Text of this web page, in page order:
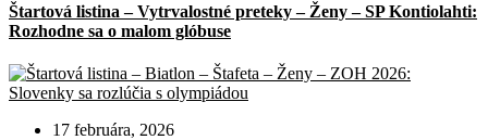
Štartová listina – Vytrvalostné preteky – Ženy – SP Kontiolahti:
Rozhodne sa o malom glóbuse
17 februára, 2026